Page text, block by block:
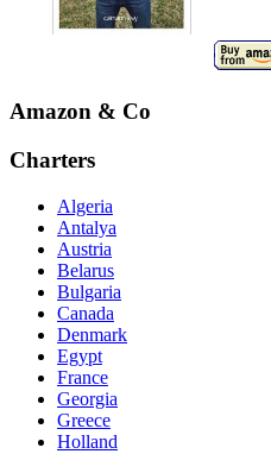
Amazon & Co
Charters
Algeria
Antalya
Austria
Belarus
Bulgaria
Canada
Denmark
Egypt
France
Georgia
Greece
Holland